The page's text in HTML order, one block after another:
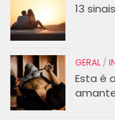
13
GERAL /
Esta é